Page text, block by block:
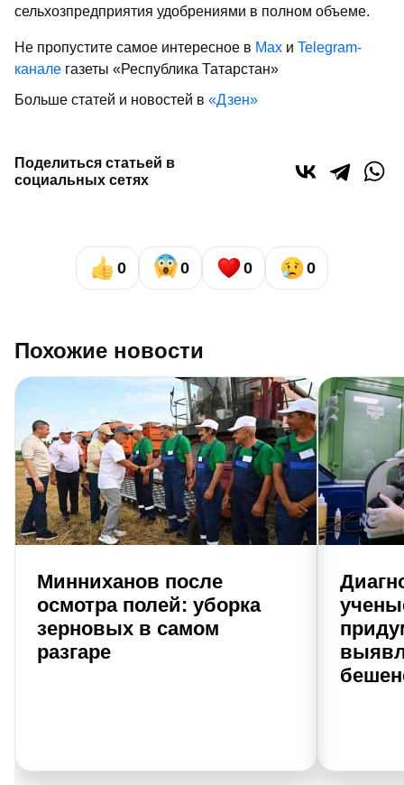
сельхозпредприятия удобрениями в полном объеме.
Не пропустите самое интересное в Max и Telegram-
канале газеты «Республика Татарстан»
Больше статей и новостей в «Дзен»
Поделиться статьей в
социальных сетях
0 0 0 0
Похожие новости
Минниханов после
осмотра полей: уборка
зерновых в самом
разгаре